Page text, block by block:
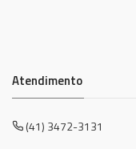
Atendimento
(41) 3472-3131